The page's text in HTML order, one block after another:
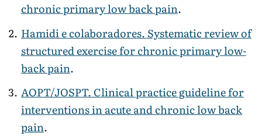
chronic primary low back pain.
Hamidi e colaboradores. Systematic review of
structured exercise for chronic primary low-
back pain.
AOPT/JOSPT. Clinical practice guideline for
interventions in acute and chronic low back
pain.